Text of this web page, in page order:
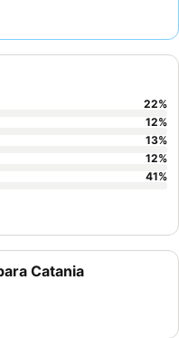
os
um bungalow
Catania
22%
12%
13%
12%
41%